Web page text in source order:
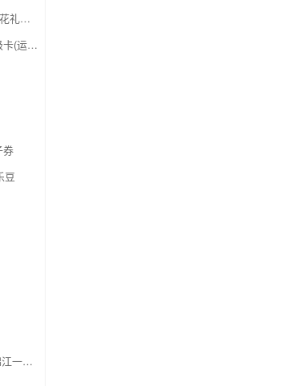
生活杉德卡兑换(易初)卜蜂莲花礼品卡
生活杉德卡兑换神州运通超级卡(运通网购卡)
券
豆
生活杉德卡兑换锦江e卡通(锦江一卡通)